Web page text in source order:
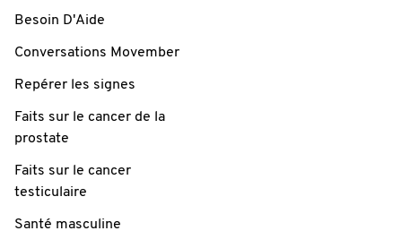
Besoin D'Aide
Conversations Movember
Repérer les signes
Faits sur le cancer de la
prostate
Faits sur le cancer
testiculaire
Santé masculine